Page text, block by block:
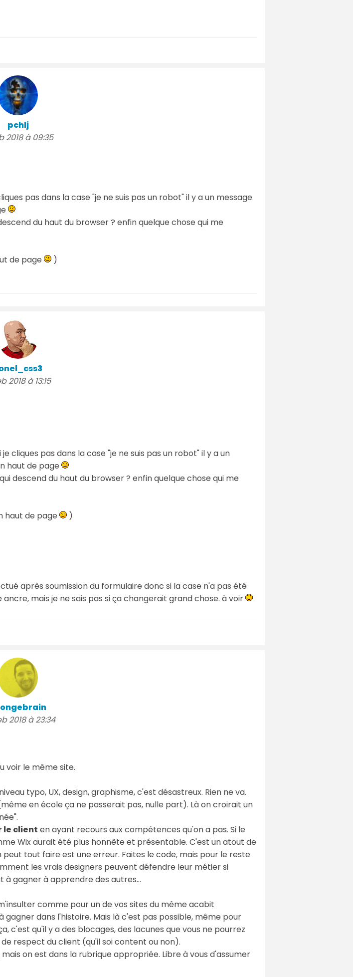
pchlj
2018 à 09:35
pas dans la case "je ne suis pas un robot" il y a un message
du haut du browser ? enfin quelque chose qui me
de page )
2018 à 13:15
cliques pas dans la case "je ne suis pas un robot" il y a un
haut de page
descend du haut du browser ? enfin quelque chose qui me
haut de page )
après soumission du formulaire donc si la case n'a pas été
mais je ne sais pas si ça changerait grand chose. à voir
2018 à 23:34
voir le même site.
typo, UX, design, graphisme, c'est désastreux. Rien ne va.
en école ça ne passerait pas, nulle part). Là on croirait un
le client en ayant recours aux compétences qu'on a pas. Si le
Wix aurait été plus honnête et présentable. C'est un atout de
tout faire est une erreur. Faites le code, mais pour le reste
les vrais designers peuvent défendre leur métier si
à gagner à apprendre des autres…
comme pour un de vos sites du même acabit
dans l'histoire. Mais là c'est pas possible, même pour
c'est qu'il y a des blocages, des lacunes que vous ne pourrez
respect du client (qu'il soi content ou non).
on est dans la rubrique appropriée. Libre à vous d'assumer